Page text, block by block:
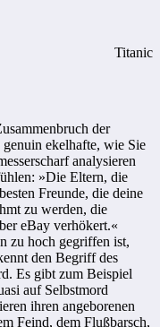
Titanic
der
ekelhafte, wie Sie
analysieren
»Die Eltern, die
Freunde, die deine
zu werden, die
eBay verhökert.«
zu hoch gegriffen ist,
den Begriff des
Es gibt zum Beispiel
auf Selbstmord
­ihren angeborenen
Feind, dem Flußbarsch,